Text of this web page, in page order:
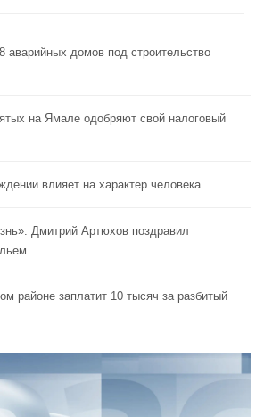
аварийных домов под строительство
на Ямале одобряют свой налоговый
влияет на характер человека
Дмитрий Артюхов поздравил
районе заплатит 10 тысяч за разбитый